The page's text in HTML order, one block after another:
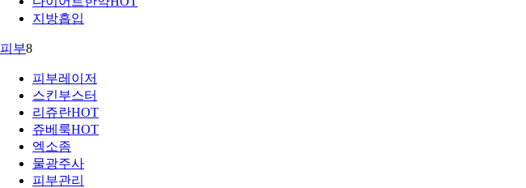
지방흡입
피부8
피부레이저
스킨부스터
리쥬란HOT
쥬베룩HOT
엑소좀
물광주사
피부관리